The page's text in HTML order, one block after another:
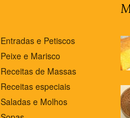
Entradas e Petiscos
Peixe e Marisco
Receitas de Massas
Receitas especiais
Saladas e Molhos